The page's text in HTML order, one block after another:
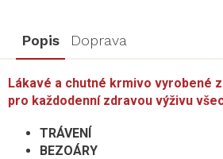
Popis Doprava
Lákavé a chutné krmivo vyrobené
pro každodenní zdravou výživu
TRÁVENÍ
BEZOÁRY